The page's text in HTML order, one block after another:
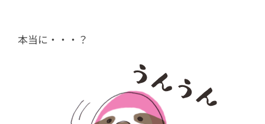
本当に・・・？